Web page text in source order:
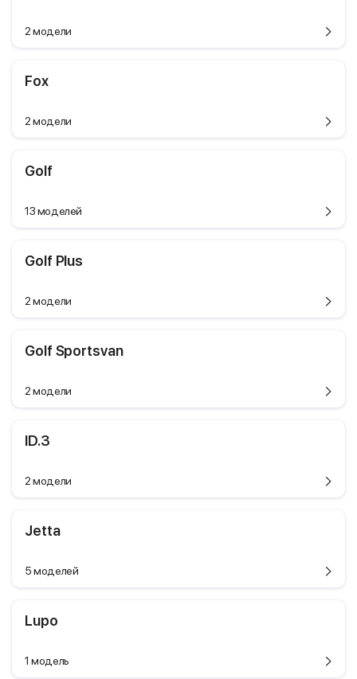
2 модели
Fox
2 модели
Golf
13 моделей
Golf Plus
2 модели
Golf Sportsvan
2 модели
ID.3
2 модели
Jetta
5 моделей
Lupo
1 модель